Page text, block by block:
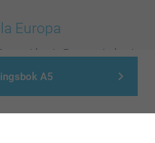
A5
Europa
France
Ireland
Schweiz